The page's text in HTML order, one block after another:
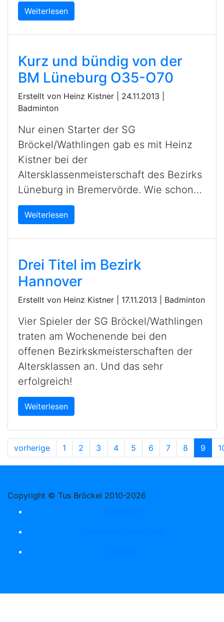
Weiterlesen
Kurz und bündig von der
BM Lüneburg O35-O70
Erstellt von Heinz Kistner | 24.11.2013
Badminton
Nur einen Starter der SG
Bröckel/Wathlingen gab es mit Heinz
Kistner bei der
Altersklassenmeisterschaft des Bezirks
Lüneburg in Bremervörde. Wie schon…
Weiterlesen
Drei Titel im Bezirk
Hannover
Erstellt von Heinz Kistner | 17.11.2013 Badminton
Vier Spieler der SG Bröckel/Wathlingen
traten am Wochenende bei den
offenen Bezirkskmeisterschaften der
Altersklassen an. Und das sehr
erfolgreich!
Weiterlesen
vorherige 1 2 3 4 5 6 7 8 9
Copyright © Tus Bröckel 2010-2026